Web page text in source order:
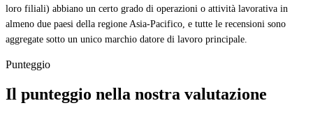
loro filiali) abbiano un certo grado di operazioni o attività lavorativa in
almeno due paesi della regione Asia-Pacifico, e tutte le recensioni sono
aggregate sotto un unico marchio datore di lavoro principale.
Punteggio
Il punteggio nella nostra valutazione